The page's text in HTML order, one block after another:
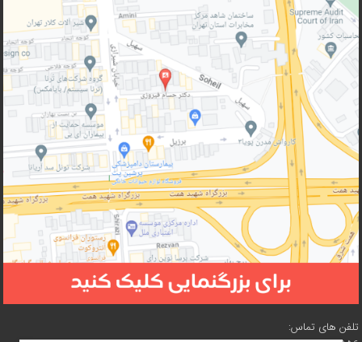
تلفن های تماس: